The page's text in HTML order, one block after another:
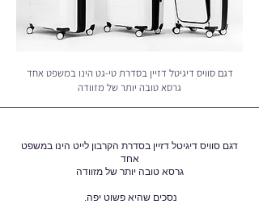
דגם סוויס דיגיטל דזיין בסדרת טי-גט הינו במשפט אחד
גרסא טובה יותר של מזוודה
דגם סוויס דיגיטל דזיין בסדרת הקרבון לייט הינו במשפט
אחד
גרסא טובה יותר של מזוודה
נסכים שהיא פשוט יפה.